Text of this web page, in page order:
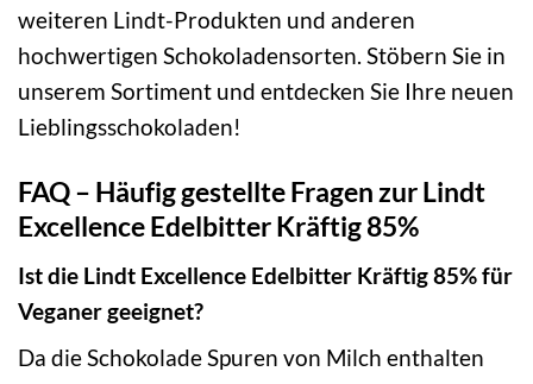
weiteren Lindt-Produkten und anderen
hochwertigen Schokoladensorten. Stöbern Sie in
unserem Sortiment und entdecken Sie Ihre neuen
Lieblingsschokoladen!
FAQ – Häufig gestellte Fragen zur Lindt
Excellence Edelbitter Kräftig 85%
Ist die Lindt Excellence Edelbitter Kräftig 85% für
Veganer geeignet?
Da die Schokolade Spuren von Milch enthalten